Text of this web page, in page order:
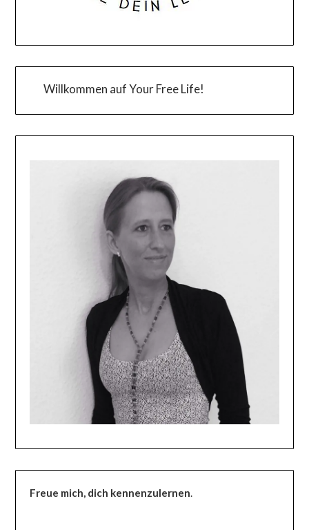
Willkommen auf Your Free Life!
Freue mich, dich kennenzulernen